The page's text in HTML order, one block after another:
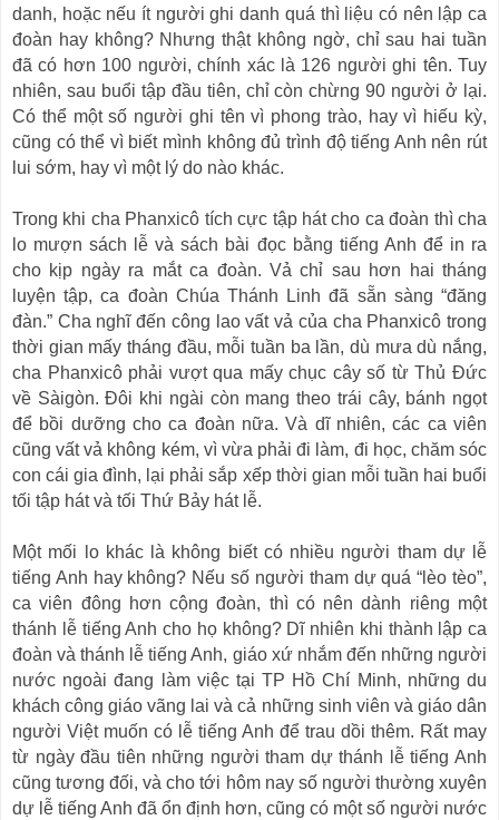
danh, hoặc nếu ít người ghi danh quá thì liệu có nên lập ca
đoàn hay không? Nhưng thật không ngờ, chỉ sau hai tuần
đã có hơn 100 người, chính xác là 126 người ghi tên. Tuy
nhiên, sau buổi tập đầu tiên, chỉ còn chừng 90 người ở lại.
Có thể một số người ghi tên vì phong trào, hay vì hiếu kỳ,
cũng có thể vì biết mình không đủ trình độ tiếng Anh nên rút
lui sớm, hay vì một lý do nào khác.
Trong khi cha Phanxicô tích cực tập hát cho ca đoàn thì cha
lo mượn sách lễ và sách bài đọc bằng tiếng Anh để in ra
cho kịp ngày ra mắt ca đoàn. Vả chỉ sau hơn hai tháng
luyện tập, ca đoàn Chúa Thánh Linh đã sẵn sàng “đăng
đàn.” Cha nghĩ đến công lao vất vả của cha Phanxicô trong
thời gian mấy tháng đầu, mỗi tuần ba lần, dù mưa dù nắng,
cha Phanxicô phải vượt qua mấy chục cây số từ Thủ Đức
về Sàigòn. Đôi khi ngài còn mang theo trái cây, bánh ngọt
để bồi dưỡng cho ca đoàn nữa. Và dĩ nhiên, các ca viên
cũng vất vả không kém, vì vừa phải đi làm, đi học, chăm sóc
con cái gia đình, lại phải sắp xếp thời gian mỗi tuần hai buổi
tối tập hát và tối Thứ Bảy hát lễ.
Một mối lo khác là không biết có nhiều người tham dự lễ
tiếng Anh hay không? Nếu số người tham dự quá “lèo tèo”,
ca viên đông hơn cộng đoàn, thì có nên dành riêng một
thánh lễ tiếng Anh cho họ không? Dĩ nhiên khi thành lập ca
đoàn và thánh lễ tiếng Anh, giáo xứ nhắm đến những người
nước ngoài đang làm việc tại TP Hồ Chí Minh, những du
khách công giáo vãng lai và cả những sinh viên và giáo dân
người Việt muốn có lễ tiếng Anh để trau dồi thêm. Rất may
từ ngày đầu tiên những người tham dự thánh lễ tiếng Anh
cũng tương đối, và cho tới hôm nay số người thường xuyên
dự lễ tiếng Anh đã ổn định hơn, cũng có một số người nước